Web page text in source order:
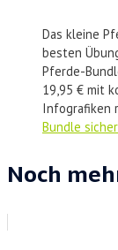
Das kleine
besten
Pferde-
19,95 € mit
Infografiken
Bundle
Noch